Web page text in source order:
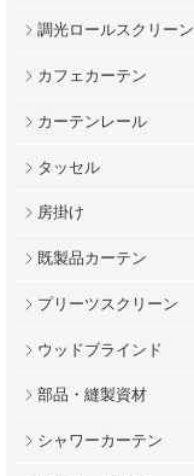
調光ロールスクリーン
カフェカーテン
カーテンレール
タッセル
房掛け
既製品カーテン
プリーツスクリーン
ウッドブラインド
部品・縫製資材
シャワーカーテン